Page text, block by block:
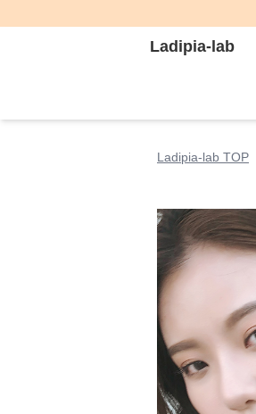
Ladipia-lab
Ladipia-lab TOP